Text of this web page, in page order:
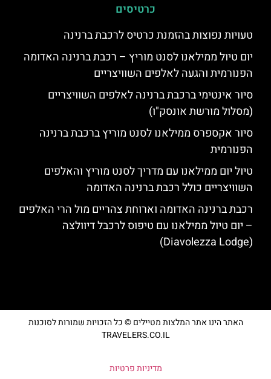
כרטיסים
טעויות נפוצות בהזמנת כרטיס לרכבת ברנינה
יום טיול ממילאנו לסנט מוריץ – רכבת ברנינה האדומה
הפנורמית והגעה לאלפים השוויצריים
סיור אינטימי ברכבת ברנינה לאלפים השוויצריים
(מסלול מורשת אונסק"ו)
סיור אקספרס ממילאנו לסנט מוריץ ברכבת ברנינה
הפנורמית
טיול יום ממילאנו עם מדריך לסנט מוריץ והאלפים
השוויצריים כולל רכבת ברנינה האדומה
רכבת ברנינה האדומה וארוחת צהריים מול הרי האלפים
– יום טיול ממילאנו עם טיפוס לרכבל דיוולצה
(Diavolezza Lodge)
האתר הינו אתר המלצות מטיילים © כל הזכויות שמורות לסוכנות
TRAVELERS.CO.IL
מדיניות פרטיות